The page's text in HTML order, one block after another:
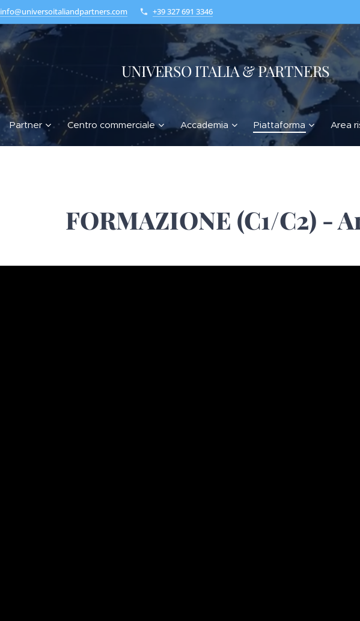
info@universoitaliandpartners.com +39 327 691 3346
UNIVERSO ITALIA & PARTNERS
Partner Centro commerciale Accademia Piattaforma Area
FORMAZIONE (C1/C2) -